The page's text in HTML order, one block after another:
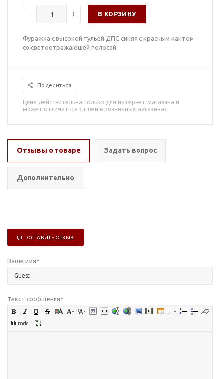
В КОРЗИНУ
Фуражка с высокой тульей ДПС синяя с красным кантом
со светоотражающей полосой
Поделиться
Цена действительна только для интернет-магазина и
может отличаться от цен в розничных магазинах
Отзывы о товаре Задать вопрос
Дополнительно
ОСТАВИТЬ ОТЗЫВ
Ваше имя*
Текст сообщения*